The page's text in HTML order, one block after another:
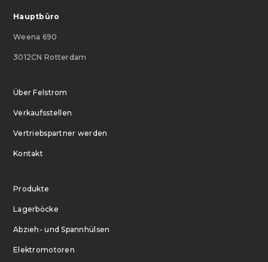
Hauptbüro
Weena 690
3012CN Rotterdam
Über Felstrom
Verkaufsstellen
Vertriebspartner werden
Kontakt
Produkte
Lagerböcke
Abzieh- und Spannhülsen
Elektromotoren